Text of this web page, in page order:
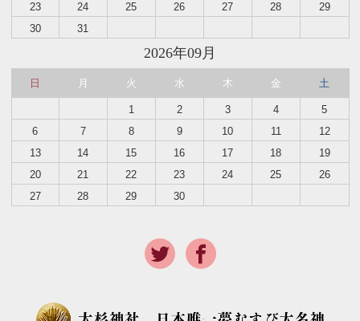
23
24 25 26 27 28
29
30
31
2026年09月
日 月 火 水 木 金 土
1 2 3 4
5
6
7 8 9 10 11
12
13
14 15 16 17 18
19
20
21 22 23 24 25
26
27
28 29 30